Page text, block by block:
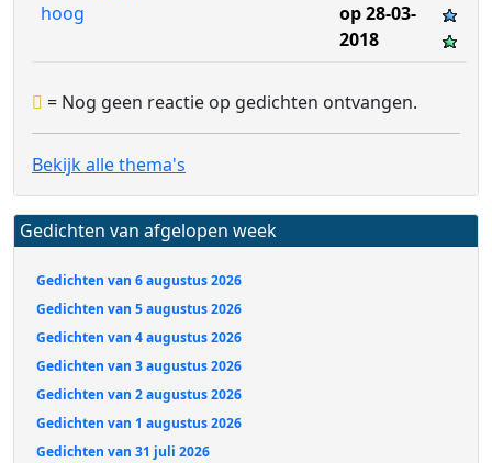
hoog
op 28-03-
2018
= Nog geen reactie op gedichten ontvangen.
Bekijk alle thema's
Gedichten van afgelopen week
Gedichten van 6 augustus 2026
Gedichten van 5 augustus 2026
Gedichten van 4 augustus 2026
Gedichten van 3 augustus 2026
Gedichten van 2 augustus 2026
Gedichten van 1 augustus 2026
Gedichten van 31 juli 2026